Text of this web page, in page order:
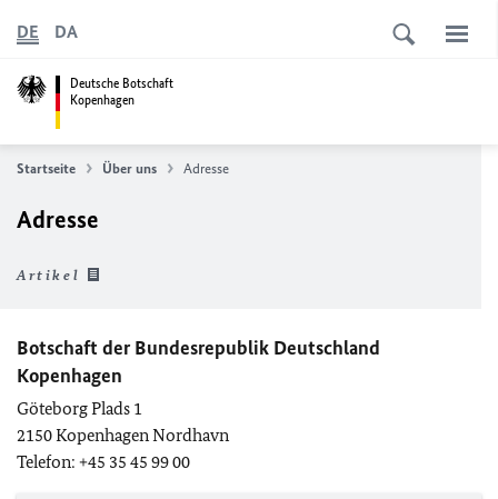
Deutsche Botschaft
Kopenhagen
DE DA
Startseite Über uns Adresse
Adresse
Artikel
Botschaft der Bundesrepublik Deutschland
Kopenhagen
Göteborg Plads 1
2150 Kopenhagen Nordhavn
Telefon: +45 35 45 99 00